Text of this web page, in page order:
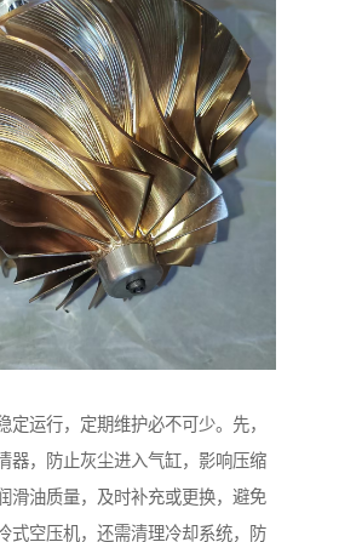
定运行，定期维护必不可少。先，
器，防止灰尘进入气缸，影响压缩
滑油质量，及时补充或更换，避免
式空压机，还需清理冷却系统，防